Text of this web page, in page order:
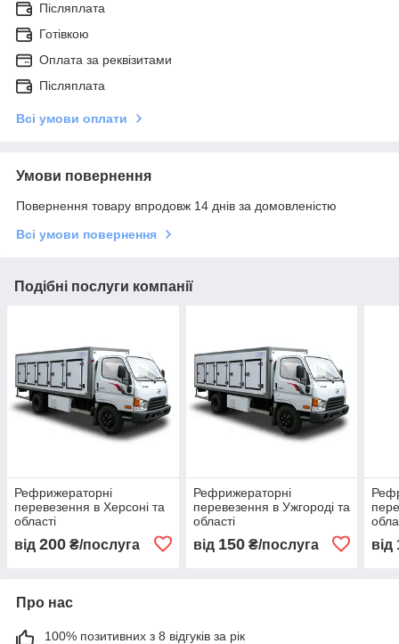
Післяплата
Готівкою
Оплата за реквізитами
Післяплата
Всі умови оплати
Умови повернення
Повернення товару впродовж 14 днів за домовленістю
Всі умови повернення
Подібні послуги компанії
Рефрижераторні
перевезення в Херсоні та
області
від 200 ₴/послуга
Рефрижераторні
перевезення в Ужгороді та
області
від 150₴/послуга від
Про нас
100% позитивних з 8 відгуків за рік